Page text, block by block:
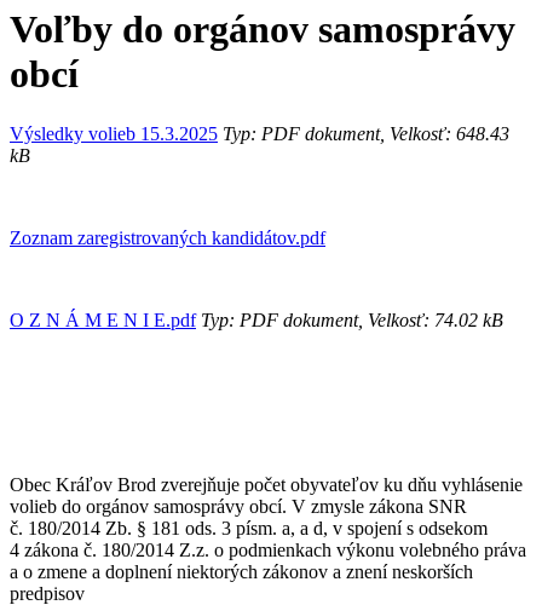
Voľby do orgánov samosprávy
obcí
Výsledky volieb 15.3.2025 Typ: PDF dokument, Velkosť: 648.43
kB
Zoznam zaregistrovaných kandidátov.pdf
O Z N Á M E N I E.pdfTyp: PDF dokument, Velkosť: 74.02 kB
Obec Kráľov Brod zverejňuje počet obyvateľov ku dňu vyhlásenie
volieb do orgánov samosprávy obcí. V zmysle zákona SNR
č. 180/2014 Zb. § 181 ods. 3 písm. a, a d, v spojení s odsekom
4 zákona č. 180/2014 Z.z. o podmienkach výkonu volebného práva
a o zmene a doplnení niektorých zákonov a znení neskorších
predpisov